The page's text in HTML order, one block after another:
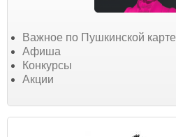
Важное по Пушкинской карте
Афиша
Конкурсы
Акции